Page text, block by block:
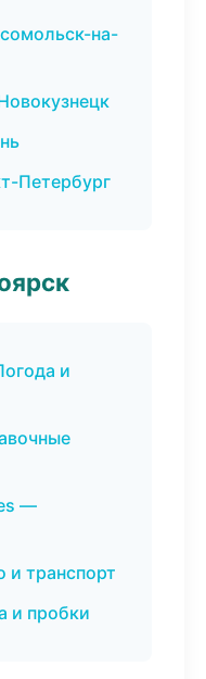
на-
Петербург
и
—
транспорт
и пробки